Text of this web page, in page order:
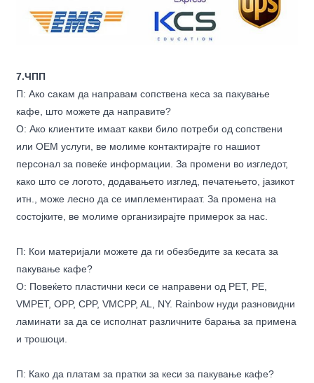
7.ЧПП
П: Ако сакам да направам сопствена кеса за пакување
кафе, што можете да направите?
О: Ако клиентите имаат какви било потреби од сопствени
или OEM услуги, ве молиме контактирајте го нашиот
персонал за повеќе информации. За промени во изгледот,
како што се логото, додавањето изглед, печатењето, јазикот
итн., може лесно да се имплементираат. За промена на
состојките, ве молиме организирајте примерок за нас.
П: Кои материјали можете да ги обезбедите за кесата за
пакување кафе?
О: Повеќето пластични кеси се направени од PET, PE,
VMPET, OPP, CPP, VMCPP, AL, NY. Rainbow нуди разновидни
ламинати за да се исполнат различните барања за примена
и трошоци.
П: Како да платам за пратки за кеси за пакување кафе?